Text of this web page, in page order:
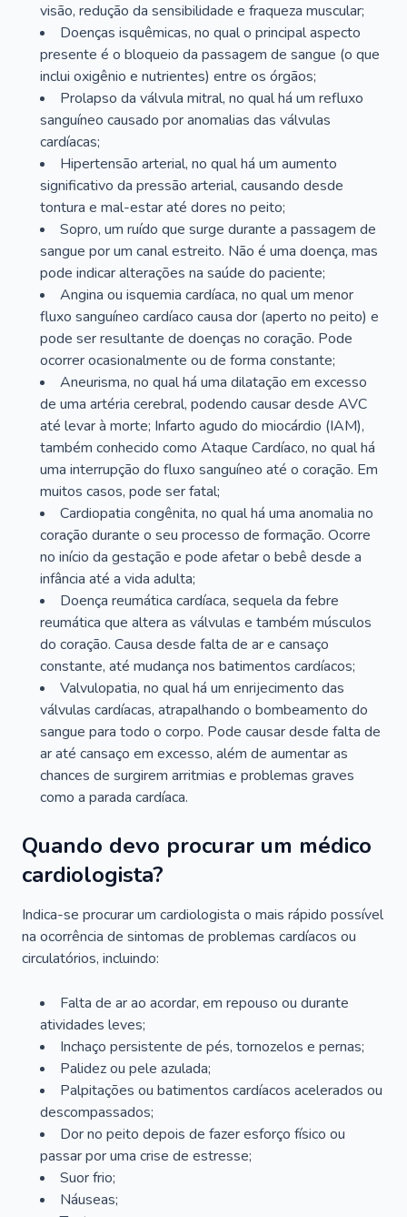
visão, redução da sensibilidade e fraqueza muscular;
Doenças isquêmicas, no qual o principal aspecto
presente é o bloqueio da passagem de sangue (o que
inclui oxigênio e nutrientes) entre os órgãos;
Prolapso da válvula mitral, no qual há um refluxo
sanguíneo causado por anomalias das válvulas
cardíacas;
Hipertensão arterial, no qual há um aumento
significativo da pressão arterial, causando desde
tontura e mal-estar até dores no peito;
Sopro, um ruído que surge durante a passagem de
sangue por um canal estreito. Não é uma doença, mas
pode indicar alterações na saúde do paciente;
Angina ou isquemia cardíaca, no qual um menor
fluxo sanguíneo cardíaco causa dor (aperto no peito) e
pode ser resultante de doenças no coração. Pode
ocorrer ocasionalmente ou de forma constante;
Aneurisma, no qual há uma dilatação em excesso
de uma artéria cerebral, podendo causar desde AVC
até levar à morte; Infarto agudo do miocárdio (IAM),
também conhecido como Ataque Cardíaco, no qual há
uma interrupção do fluxo sanguíneo até o coração. Em
muitos casos, pode ser fatal;
Cardiopatia congênita, no qual há uma anomalia no
coração durante o seu processo de formação. Ocorre
no início da gestação e pode afetar o bebê desde a
infância até a vida adulta;
Doença reumática cardíaca, sequela da febre
reumática que altera as válvulas e também músculos
do coração. Causa desde falta de ar e cansaço
constante, até mudança nos batimentos cardíacos;
Valvulopatia, no qual há um enrijecimento das
válvulas cardíacas, atrapalhando o bombeamento do
sangue para todo o corpo. Pode causar desde falta de
ar até cansaço em excesso, além de aumentar as
chances de surgirem arritmias e problemas graves
como a parada cardíaca.
Quando devo procurar um médico
cardiologista?
Indica-se procurar um cardiologista o mais rápido possível
na ocorrência de sintomas de problemas cardíacos ou
circulatórios, incluindo:
Falta de ar ao acordar, em repouso ou durante
atividades leves;
Inchaço persistente de pés, tornozelos e pernas;
Palidez ou pele azulada;
Palpitações ou batimentos cardíacos acelerados ou
descompassados;
Dor no peito depois de fazer esforço físico ou
passar por uma crise de estresse;
Suor frio;
Náuseas;